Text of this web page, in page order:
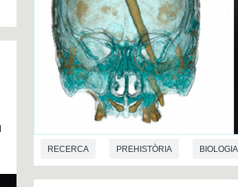
RECERCA PREHISTÒRIA BIOLOGIA